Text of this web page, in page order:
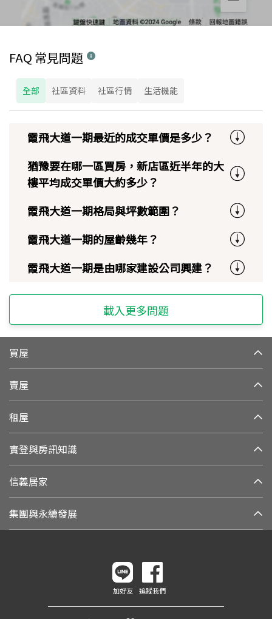
FAQ 常見問題
全部 社區資料 社區行情 生活機能
霞飛大道一期最近的成交單價是多少？
猶豫要在哪一區買房，新店區近半年的大
樓平均成交單價大約多少？
霞飛大道一期格局與坪數範圍？
霞飛大道一期的屋齡幾年？
霞飛大道一期是由哪家建設公司興建？
載入更多問題
買屋
賣屋
租屋
實登與房訊知識
信義居家
集團與永續發展
加好友 追蹤我們